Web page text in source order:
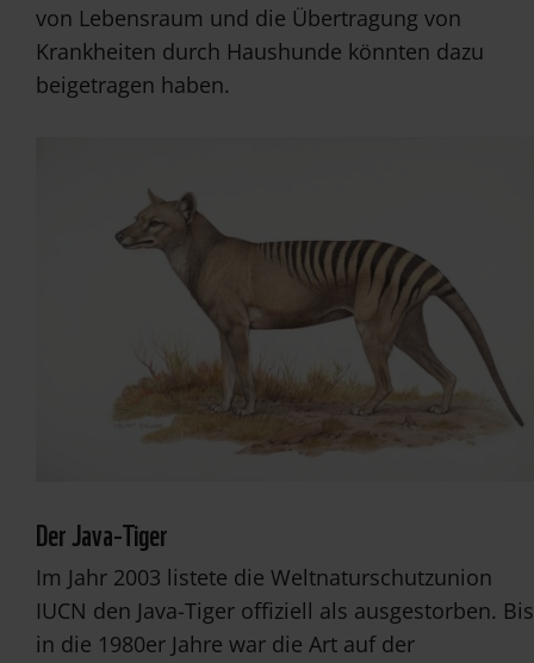
von Lebensraum und die Übertragung von
Krankheiten durch Haushunde könnten dazu
beigetragen haben.
Der Java-Tiger
Im Jahr 2003 listete die Weltnaturschutzunion
IUCN den Java-Tiger offiziell als ausgestorben. Bis
in die 1980er Jahre war die Art auf der